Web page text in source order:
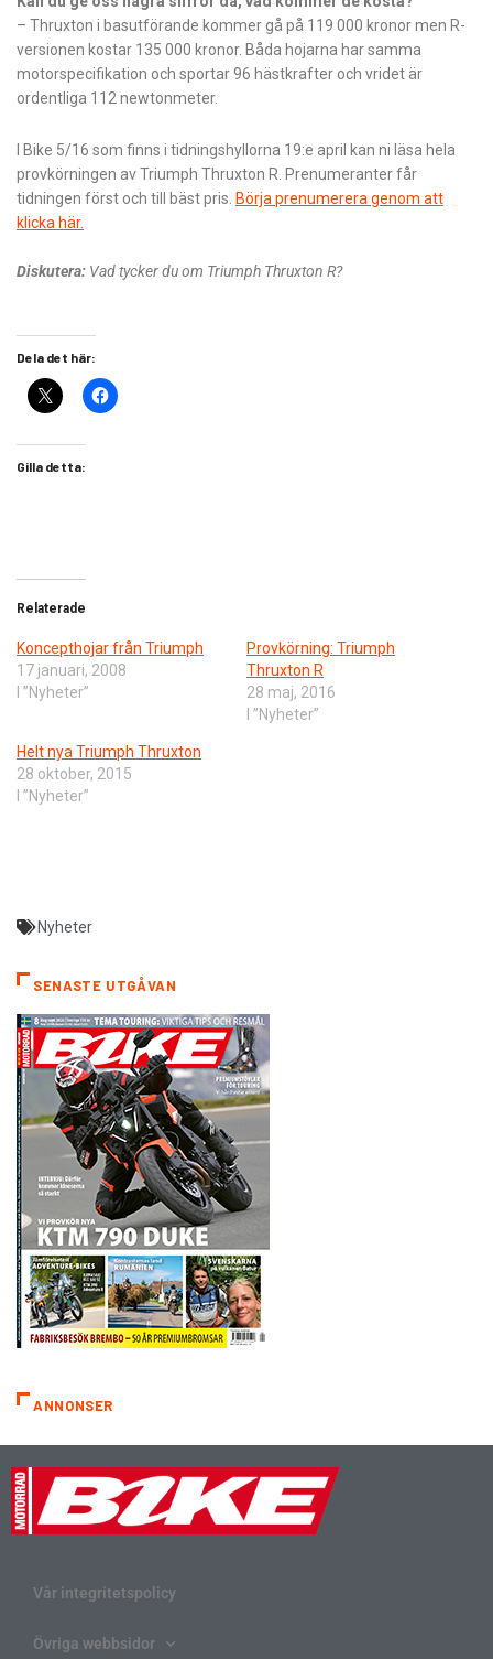
– Thruxton i basutförande kommer gå på 119 000 kronor men R-
versionen kostar 135 000 kronor. Båda hojarna har samma
motorspecifikation och sportar 96 hästkrafter och vridet är
ordentliga 112 newtonmeter.
I Bike 5/16 som finns i tidningshyllorna 19:e april kan ni läsa hela
provkörningen av Triumph Thruxton R. Prenumeranter får
tidningen först och till bäst pris. Börja prenumerera genom att
klicka här.
Diskutera: Vad tycker du om Triumph Thruxton R?
Dela det här:
Gilla detta:
Relaterade
Koncepthojar från Triumph
17 januari, 2008
I ”Nyheter”
Provkörning: Triumph
Thruxton R
28 maj, 2016
I ”Nyheter”
Helt nya Triumph Thruxton
28 oktober, 2015
I ”Nyheter”
Nyheter
SENASTE UTGÅVAN
ANNONSER
Vår integritetspolicy
Övriga webbsidor